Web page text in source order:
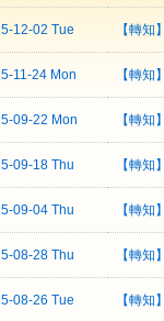
12-02 Tue 【轉
11-24 Mon 【轉
09-22 Mon 【轉
09-18 Thu 【轉
09-04 Thu 【轉
08-28 Thu 【轉
08-26 Tue 【轉